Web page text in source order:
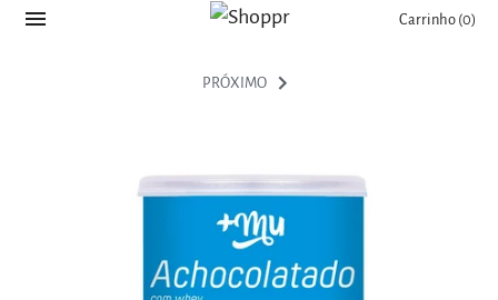
Carrinho (0)
PRÓXIMO